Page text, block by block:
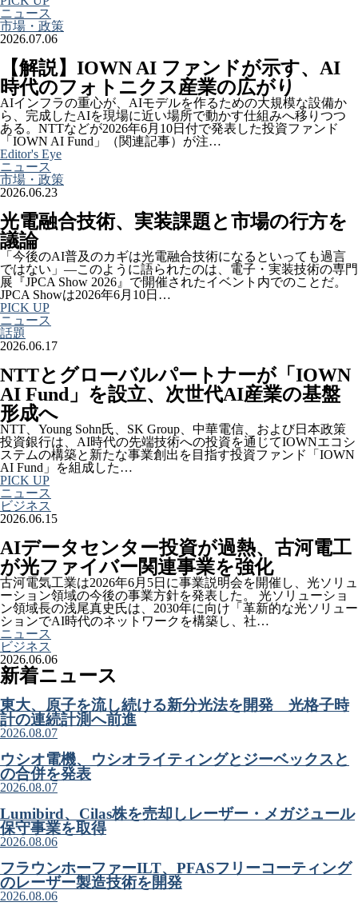
ニュース
市場・政策
2026.07.06
【解説】IOWN AI ファンドが示す、AI
時代のフォトニクス産業の広がり
AIインフラの重心が、AIモデルを作るための大規模な設備か
ら、完成したAIを現場に近い場所で動かす仕組みへ移りつつ
ある。NTTなどが2026年6月10日付で発表した投資ファンド
「IOWN AI Fund」（関連記事）が注…
Editor's Eye
ニュース
市場・政策
2026.06.23
光電融合技術、実装課題と市場の行方を
議論
「今後のAI普及のカギは光電融合技術になるといっても過言
ではない」―このように語られたのは、電子・実装技術の専門
展『JPCA Show 2026』で開催されたイベント内でのことだ。
JPCA Showは2026年6月10日…
PICK UP
ニュース
話題
2026.06.17
NTTとグローバルパートナーが「IOWN
AI Fund」を設立、次世代AI産業の基盤
形成へ
NTT、Young Sohn氏、SK Group、中華電信、および日本政策
投資銀行は、AI時代の先端技術への投資を通じてIOWNエコシ
ステムの構築と新たな事業創出を目指す投資ファンド「IOWN
AI Fund」を組成した…
PICK UP
ニュース
ビジネス
2026.06.15
AIデータセンター投資が過熱、古河電工
が光ファイバー関連事業を強化
古河電気工業は2026年6月5日に事業説明会を開催し、光ソリュ
ーション領域の今後の事業方針を発表した。 光ソリューショ
ン領域長の浅尾真史氏は、2030年に向け「革新的な光ソリュー
ションでAI時代のネットワークを構築し、社…
ニュース
ビジネス
2026.06.06
新着ニュース
東大、原子を流し続ける新分光法を開発 光格子時
計の連続計測へ前進
2026.08.07
ウシオ電機、ウシオライティングとジーベックスと
の合併を発表
2026.08.07
Lumibird、Cilas株を売却しレーザー・メガジュール
保守事業を取得
2026.08.06
フラウンホーファーILT、PFASフリーコーティング
のレーザー製造技術を開発
2026.08.06